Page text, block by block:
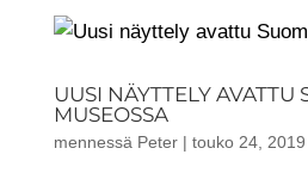
UUSI NÄYTTELY
MUSEOSSA
mennessä Peter| touko 24, 2019